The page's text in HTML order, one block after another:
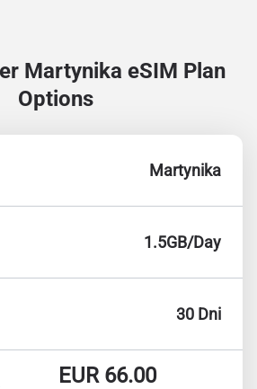
Martynika eSIM Plan
Options
Martynika
1.5GB/Day
30 Dni
EUR66.00